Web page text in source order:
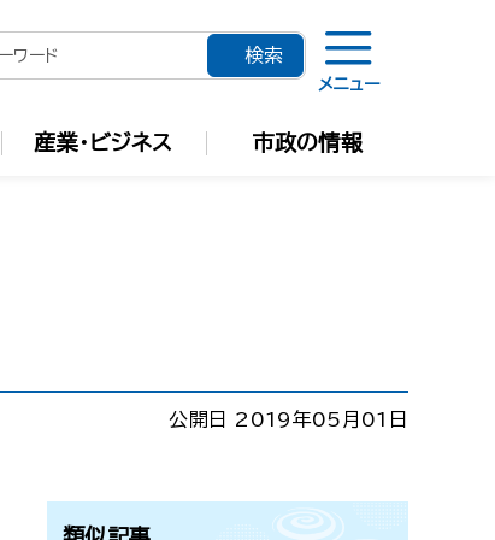
メニュー
産業・ビジネス 市政の情報
公開日 2019年05月01日